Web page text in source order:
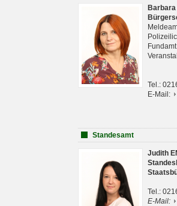
Tel.:
E-Mail:
Standesamt
Judith
Tel.:
E-Mail: